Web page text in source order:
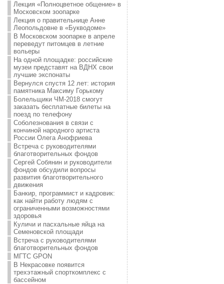
Лекция «Полноцветное общение» в
Московском зоопарке
Лекция о правительнице Анне
Леопольдовне в «Букводоме»
В Московском зоопарке в апреле
переведут питомцев в летние
вольеры
На одной площадке: российские
музеи представят на ВДНХ свои
лучшие экспонаты
Вернулся спустя 12 лет: история
памятника Максиму Горькому
Болельщики ЧМ-2018 смогут
заказать бесплатные билеты на
поезд по телефону
Соболезнования в связи с
кончиной народного артиста
России Олега Анофриева
Встреча с руководителями
благотворительных фондов
Сергей Собянин и руководители
фондов обсудили вопросы
развития благотворительного
движения
Банкир, программист и кадровик:
как найти работу людям с
ограниченными возможностями
здоровья
Куличи и пасхальные яйца на
Семеновской площади
Встреча с руководителями
благотворительных фондов
МГТС GPON
В Некрасовке появится
трехэтажный спорткомплекс с
бассейном